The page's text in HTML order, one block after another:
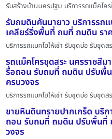
รับสร้างบ้านนครปฐม บริการรถแม็คโค
รับถมดินคันนายาว บริการรถแ
เคลียร์ริ่งพื้นที่ ถมที่ ถมดิน รา
บริการรถแบคโฮให้เช่า รับขุดบ่อ รับขุด
รถแม็คโครขุดสระ นครราชสีม
รื้อถอน รับถมที่ ถมดิน ปรับพื้
ครบวงจร
บริการรถแบคโฮให้เช่า รับขุดบ่อ รับขุด
ขายหินดินทรายปากเกร็ด บริก
ถอน รับถมที่ ถมดิน ปรับพื้นที่
วงจร